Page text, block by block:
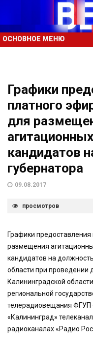
ОСНОВНОЕ МЕНЮ
Графики
платного
для
кандидатов
губернатора
09.08.2017
просмотров
Графики
размещения
кандидатов на
области при проведении
Калининградской
региональной
телерадиовещания
«Калининград»
радиоканалах «Радио